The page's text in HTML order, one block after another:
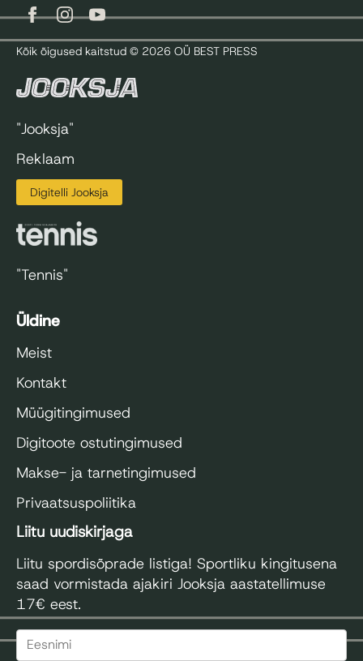
Kõik õigused kaitstud © 2026 OÜ BEST PRESS
"Jooksja"
Reklaam
Digitelli Jooksja
"Tennis"
Üldine
Meist
Kontakt
Müügitingimused
Digitoote ostutingimused
Makse- ja tarnetingimused
Privaatsuspoliitika
Liitu uudiskirjaga
Liitu spordisõprade listiga! Sportliku kingitusena
saad vormistada ajakiri Jooksja aastatellimuse
17€ eest.